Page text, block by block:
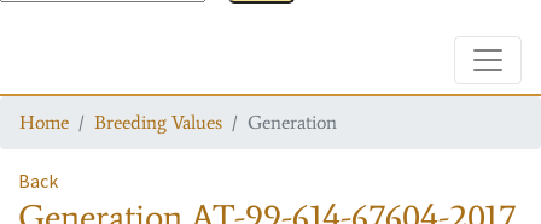
Home Breeding Values Generation
Back